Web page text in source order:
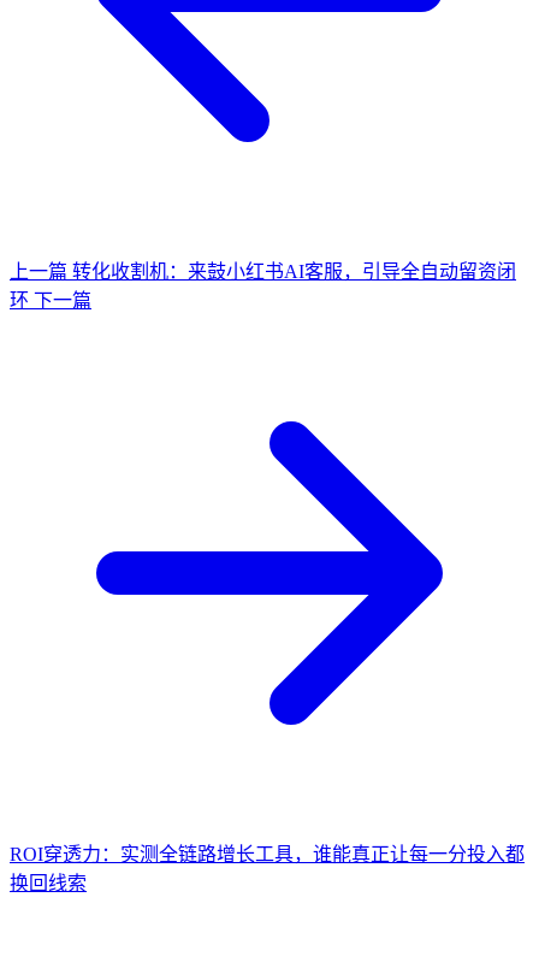
上一篇 转化收割机：来鼓小红书AI客服，引导全自动留资闭
环 下一篇
ROI穿透力：实测全链路增长工具，谁能真正让每一分投入都
换回线索